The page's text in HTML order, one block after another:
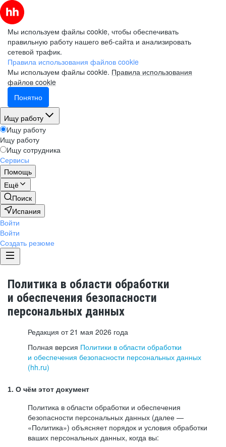
Мы используем файлы cookie, чтобы обеспечивать
правильную работу нашего веб-сайта и анализировать
сетевой трафик.
Правила использования файлов cookie
Мы используем файлы cookie. Правила использования
файлов cookie
Понятно
Ищу работу
Ищу работу
Ищу работу
Ищу сотрудника
Сервисы
Помощь
Ещё
Поиск
Испания
Войти
Войти
Создать резюме
Политика в области обработки
и обеспечения безопасности
персональных данных
Редакция от 21 мая 2026 года
Полная версия Политики в области обработки
и обеспечения безопасности персональных данных
(hh.ru)
1. О чём этот документ
Политика в области обработки и обеспечения
безопасности персональных данных (далее —
«Политика») объясняет порядок и условия обработки
ваших персональных данных, когда вы: